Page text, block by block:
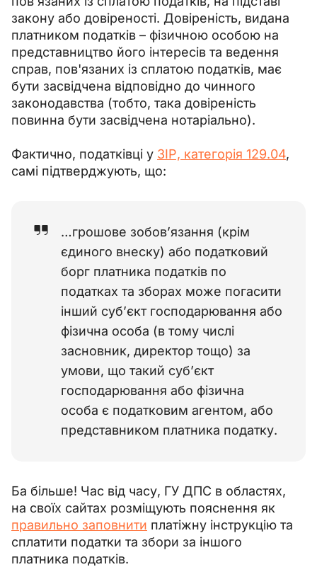
закону або довіреності. Довіреність, видана
платником податків – фізичною особою на
представництво його інтересів та ведення
справ, пов'язаних із сплатою податків, має
бути засвідчена відповідно до чинного
законодавства (тобто, така довіреність
повинна бути засвідчена нотаріально).
Фактично, податківці у ЗІР, категорія 129.04,
самі підтверджують, що:
…грошове зобов’язання (крім
єдиного внеску) або податковий
борг платника податків по
податках та зборах може погасити
інший суб’єкт господарювання або
фізична особа (в тому числі
засновник, директор тощо) за
умови, що такий суб’єкт
господарювання або фізична
особа є податковим агентом, або
представником платника податку.
Ба більше! Час від часу, ГУ ДПС в областях,
на своїх сайтах розміщують пояснення як
правильно заповнити платіжну інструкцію та
сплатити податки та збори за іншого
платника податків.